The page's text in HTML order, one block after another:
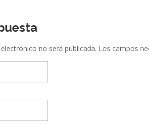
no será publicada. Los campos